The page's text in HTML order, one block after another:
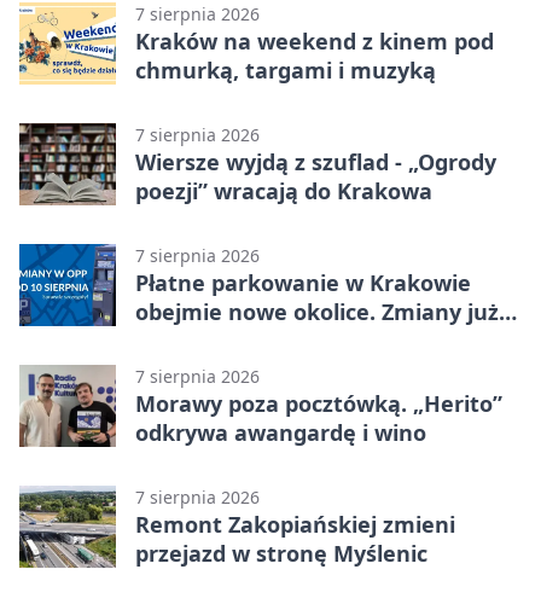
7 sierpnia 2026
Kraków na weekend z kinem pod
chmurką, targami i muzyką
7 sierpnia 2026
Wiersze wyjdą z szuflad - „Ogrody
poezji” wracają do Krakowa
7 sierpnia 2026
Płatne parkowanie w Krakowie
obejmie nowe okolice. Zmiany już
7 sierpnia 2026
Morawy poza pocztówką. „Herito”
odkrywa awangardę i wino
7 sierpnia 2026
Remont Zakopiańskiej zmieni
przejazd w stronę Myślenic